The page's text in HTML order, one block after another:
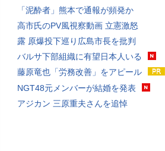
「泥酔者」熊本で通報が頻発か
高市氏のPV風視察動画 立憲激怒
露 原爆投下巡り広島市長を批判
バルサ下部組織に有望日本人いる
藤原竜也「労務改善」をアピール
NGT48元メンバーが結婚を発表
アジカン 三原重夫さんを追悼